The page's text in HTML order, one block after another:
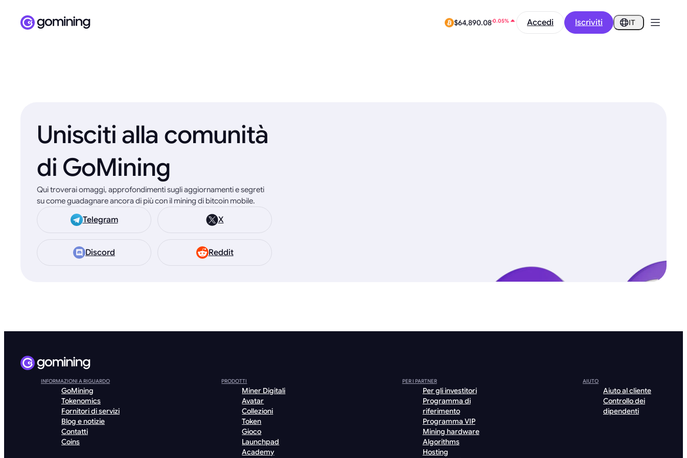
$64,890.08-0.05% Accedi Iscriviti IT
Unisciti alla comunità
di GoMining
Qui troverai omaggi, approfondimenti sugli aggiornamenti e segreti
su come guadagnare ancora di più con il mining di bitcoin mobile.
Telegram X
Discord Reddit
INFORMAZIONI A RIGUARDO
GoMining
Tokenomics
Fornitori di servizi
Blog e notizie
Contatti
Coins
PRODOTTI
Miner Digitali
Avatar
Collezioni
Token
Gioco
Launchpad
Academy
PER I PARTNER
Per gli investitori
Programma di
riferimento
Programma VIP
Mining hardware
Algorithms
Hosting
AIUTO
Aiuto al cliente
Controllo dei
dipendenti